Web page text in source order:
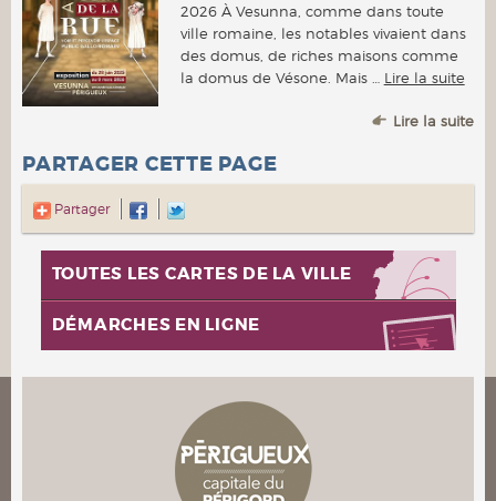
2026 À Vesunna, comme dans toute
ville romaine, les notables vivaient dans
des domus, de riches maisons comme
la domus de Vésone. Mais … Lire la suite
Lire la suite
PARTAGER CETTE PAGE
Partager
TOUTES LES CARTES DE LA VILLE
DÉMARCHES EN LIGNE